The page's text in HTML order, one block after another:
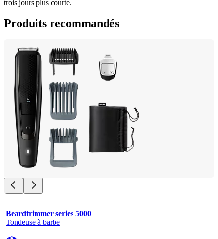
trois jours plus courte.
Produits recommandés
Beardtrimmer series 5000
Tondeuse à barbe